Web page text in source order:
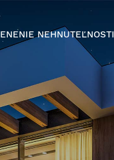
NEHNUTEĽNOSTI